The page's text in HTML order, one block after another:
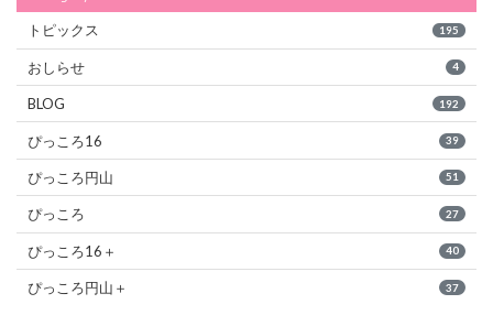
トピックス 195
おしらせ 4
BLOG 192
ぴっころ16 39
ぴっころ円山 51
ぴっころ 27
ぴっころ16＋ 40
ぴっころ円山＋ 37